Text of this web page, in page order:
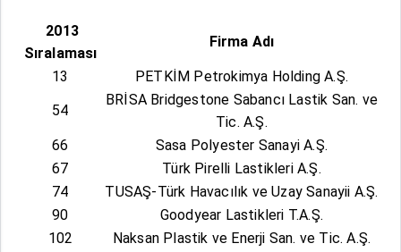
2013
Sıralaması
Firma Adı
13
PETKİM Petrokimya Holding A.Ş.
54
BRİSA Bridgestone Sabancı Lastik San. ve
Tic. A.Ş.
66
Sasa Polyester Sanayi A.Ş.
67
Türk Pirelli Lastikleri A.Ş.
74
TUSAŞ-Türk Havacılık ve Uzay Sanayii A.Ş.
90
Goodyear Lastikleri T.A.Ş.
102
Naksan Plastik ve Enerji San. ve Tic. A.Ş.